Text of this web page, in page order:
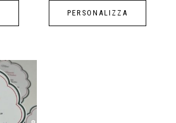
PERSONALIZZA